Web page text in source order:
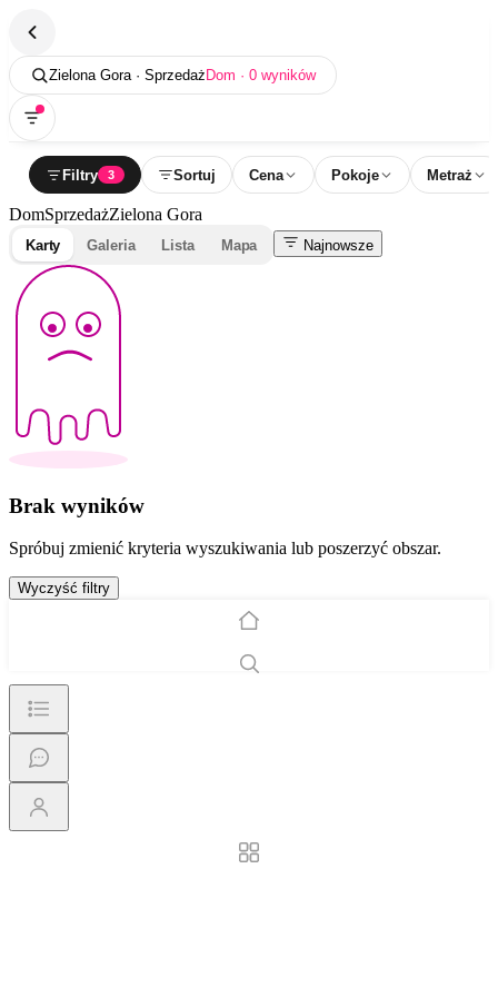
Zielona Gora · Sprzedaż Dom · 0 wyników
Filtry 3 Sortuj Cena Pokoje Metraż
DomSprzedażZielona Gora
Karty Galeria Lista Mapa Najnowsze
Brak wyników
Spróbuj zmienić kryteria wyszukiwania lub poszerzyć obszar.
Wyczyść filtry